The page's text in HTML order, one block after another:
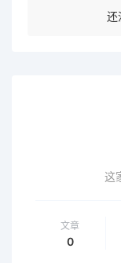
还
这
文章
0